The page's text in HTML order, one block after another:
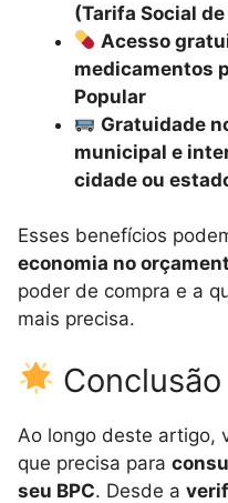
(Tarifa Social
Acesso
medicamentos
Popular
Gratuidade
municipal e
cidade ou
Esses benefícios
economia no
poder de compra e a
mais precisa.
Conclusão
Ao longo deste artigo,
que precisa para
seu BPC. Desde a